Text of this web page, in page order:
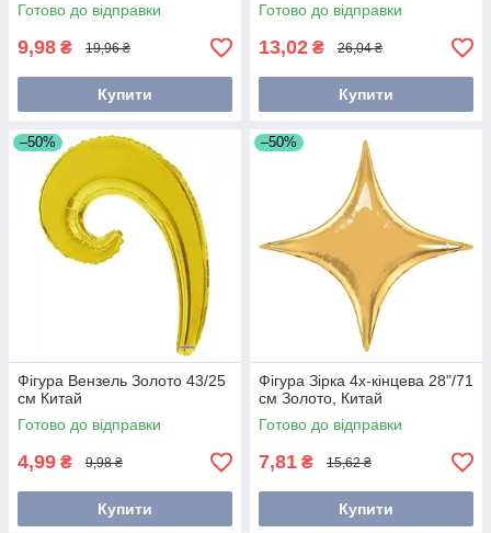
Готово до відправки
9,98 ₴ 19,96 ₴
Купити
Готово до відправки
13,02 ₴ 26,04 ₴
Купити
–50%
Фігура Вензель Золото 43/25
см Китай
Готово до відправки
4,99 ₴ 9,98 ₴
Купити
–50%
Фігура Зірка 4х-кінцева 28"/71
см Золото, Китай
Готово до відправки
7,81 ₴ 15,62 ₴
Купити